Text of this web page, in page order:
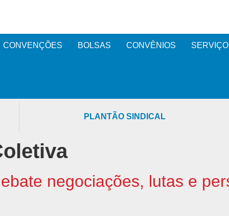
CONVENÇÕES BOLSAS CONVÊNIOS
PLANTÃO SINDICAL
negociações, lutas e